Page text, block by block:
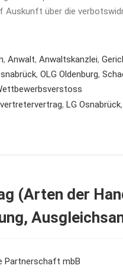
Auskunft über die
, Anwalt, Anwaltskanzlei,
, OLG Oldenburg,
, LG Osnabrück,
(Arten der
Partnerschaft mbB